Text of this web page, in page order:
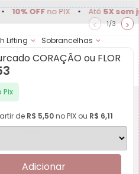
OFFno PIX • Até5X sem juros
Lifting Sobrancelhas
Achadinhos Minha
5 Pares
< 1/3 >
CORAÇÃO ou FLOR
Pix
de R$ 5,50no PIX ou R$ 6,11
Adicionar